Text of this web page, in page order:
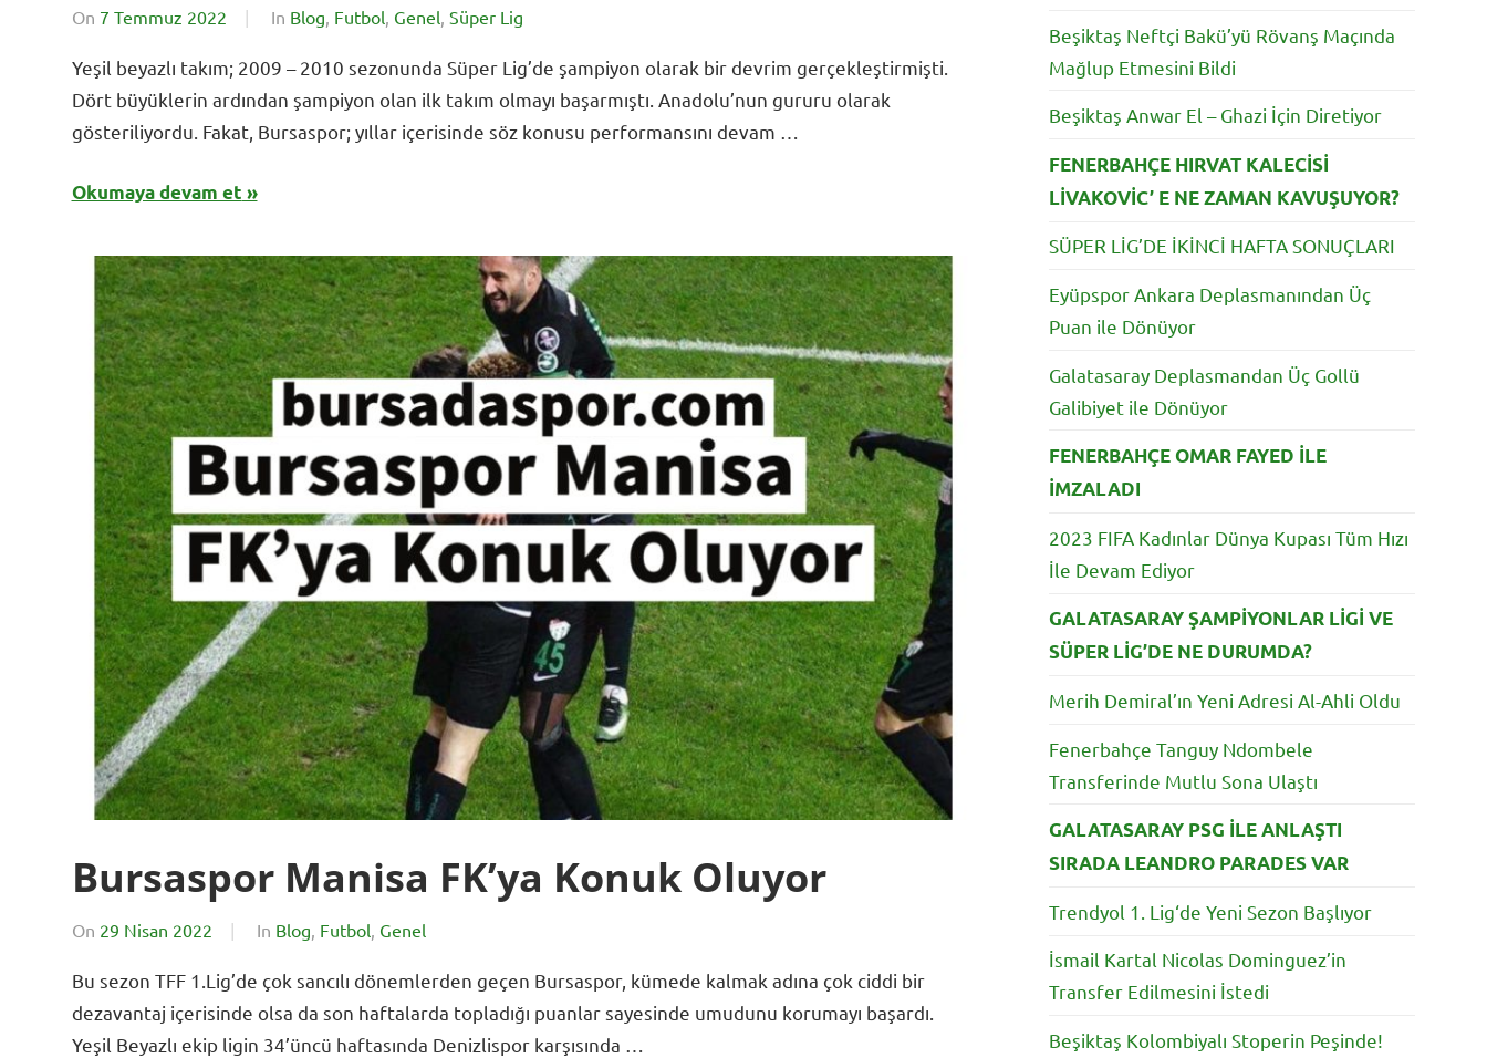
On 7 Temmuz 2022
By
In Blog Futbol Genel Süper Lig
Yeşil beyazlı takım; 2009 – 2010 sezonunda Süper Lig’de şampiyon olarak bir devrim gerçekleştirmişti.
Dört büyüklerin ardından şampiyon olan ilk takım olmayı başarmıştı. Anadolu’nun gururu olarak
gösteriliyordu. Fakat, Bursaspor; yıllar içerisinde söz konusu performansını devam …
Okumaya devam et
Bursaspor Manisa FK’ya Konuk Oluyor
On 29 Nisan 2022
By
In Blog Futbol Genel
Bu sezon TFF 1.Lig’de çok sancılı dönemlerden geçen Bursaspor, kümede kalmak adına çok ciddi bir
dezavantaj içerisinde olsa da son haftalarda topladığı puanlar sayesinde umudunu korumayı başardı.
Yeşil Beyazlı ekip ligin 34’üncü haftasında Denizlispor karşısında …
Beşiktaş Neftçi Bakü’yü Rövanş Maçında
Mağlup Etmesini Bildi
Beşiktaş Anwar El – Ghazi İçin Diretiyor
FENERBAHÇE HIRVAT KALECİSİ
LİVAKOVİC’ E NE ZAMAN KAVUŞUYOR?
SÜPER LİG’DE İKİNCİ HAFTA SONUÇLARI
Eyüpspor Ankara Deplasmanından Üç
Puan ile Dönüyor
Galatasaray Deplasmandan Üç Gollü
Galibiyet ile Dönüyor
FENERBAHÇE OMAR FAYED İLE
İMZALADI
2023 FIFA Kadınlar Dünya Kupası Tüm Hızı
İle Devam Ediyor
GALATASARAY ŞAMPİYONLAR LİGİ VE
SÜPER LİG’DE NE DURUMDA?
Merih Demiral’ın Yeni Adresi Al-Ahli Oldu
Fenerbahçe Tanguy Ndombele
Transferinde Mutlu Sona Ulaştı
GALATASARAY PSG İLE ANLAŞTI
SIRADA LEANDRO PARADES VAR
Trendyol 1. Lig‘de Yeni Sezon Başlıyor
İsmail Kartal Nicolas Dominguez’in
Transfer Edilmesini İstedi
Beşiktaş Kolombiyalı Stoperin Peşinde!